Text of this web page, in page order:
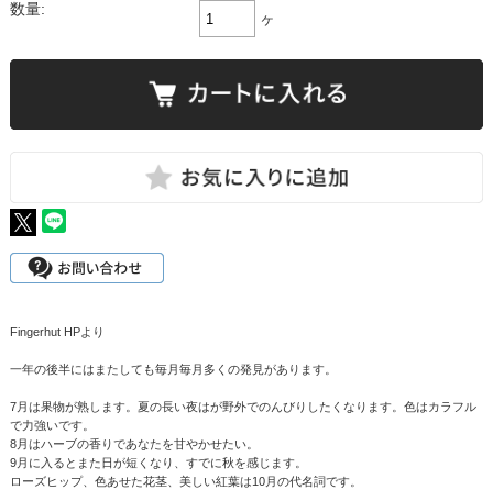
数量:
ヶ
Fingerhut HPより
一年の後半にはまたしても毎月毎月多くの発見があります。
7月は果物が熟します。夏の長い夜はが野外でのんびりしたくなります。色はカラフル
で力強いです。
8月はハーブの香りであなたを甘やかせたい。
9月に入るとまた日が短くなり、すでに秋を感じます。
ローズヒップ、色あせた花茎、美しい紅葉は10月の代名詞です。